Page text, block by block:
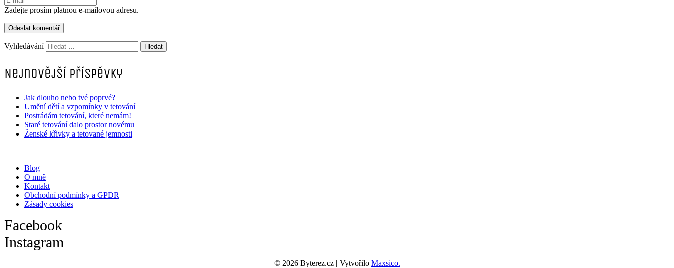
Zadejte prosím platnou e-mailovou adresu.
Odeslat komentář
Vyhledávání
Nejnovější příspěvky
Jak dlouho nebo tvé poprvé?
Umění dětí a vzpomínky v tetování
Postrádám tetování, které nemám!
Staré tetování dalo prostor novému
Ženské křivky a tetované jemnosti
Blog
O mně
Kontakt
Obchodní podmínky a GPDR
Zásady cookies
Facebook
Instagram
© 2026 Byterez.cz | Vytvořilo Maxsico.